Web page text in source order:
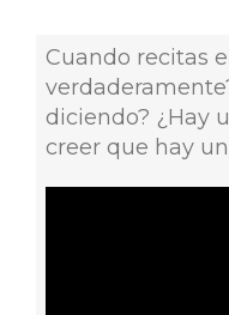
Cuando recitas
diciendo? ¿Hay
creer que hay